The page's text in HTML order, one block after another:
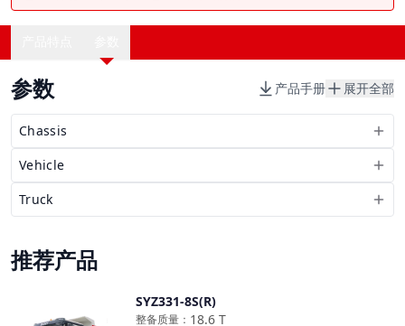
参数 产品手册 展开全部
Chassis
Vehicle
Truck
推荐产品
SYZ331-8S(R)
18.6 T
整备质量 ：